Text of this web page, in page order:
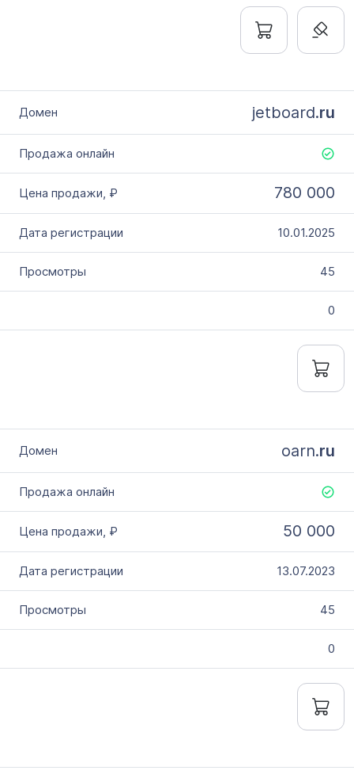
jetboard.ru
780 000
10.01.2025
45
0
oarn.ru
50 000
13.07.2023
45
0